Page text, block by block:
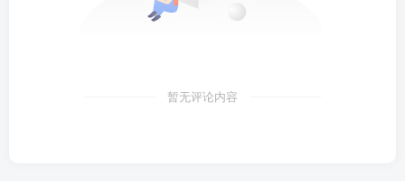
暂无评论内容